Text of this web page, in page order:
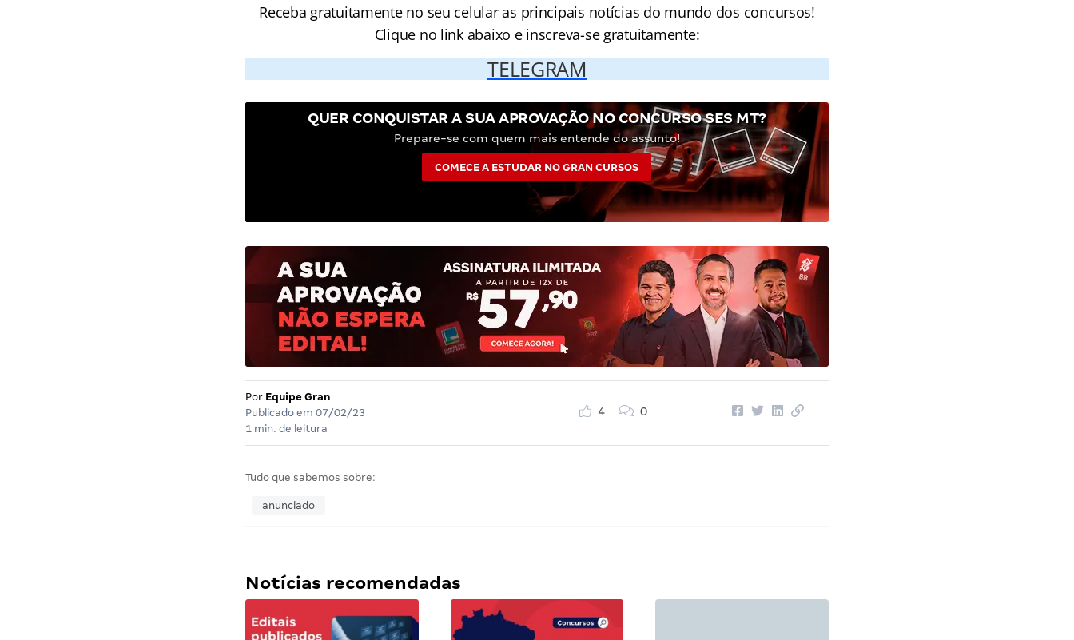
Receba gratuitamente no seu celular as principais notícias do mundo dos concursos!
Clique no link abaixo e inscreva-se gratuitamente:
TELEGRAM
QUER CONQUISTAR A SUA APROVAÇÃO NO CONCURSO SES MT?
Prepare-se com quem mais entende do assunto!
COMECE A ESTUDAR NO GRAN CURSOS
Por Equipe Gran
Publicado em 07/02/23
1 min. de leitura
4 0
Tudo que sabemos sobre:
anunciado
Notícias recomendadas